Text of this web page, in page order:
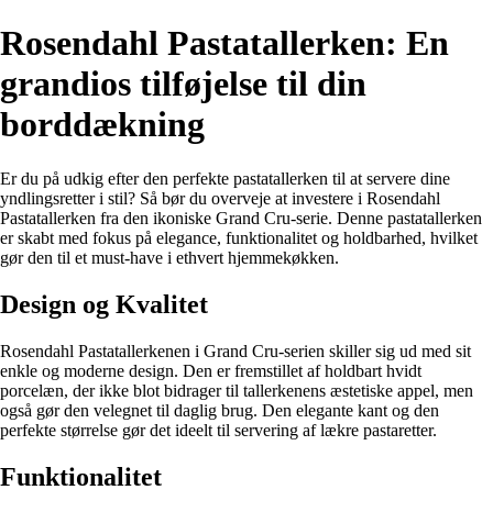
Rosendahl Pastatallerken: En
grandios tilføjelse til din
borddækning
Er du på udkig efter den perfekte pastatallerken til at servere dine
yndlingsretter i stil? Så bør du overveje at investere i Rosendahl
Pastatallerken fra den ikoniske Grand Cru-serie. Denne pastatallerken
er skabt med fokus på elegance, funktionalitet og holdbarhed, hvilket
gør den til et must-have i ethvert hjemmekøkken.
Design og Kvalitet
Rosendahl Pastatallerkenen i Grand Cru-serien skiller sig ud med sit
enkle og moderne design. Den er fremstillet af holdbart hvidt
porcelæn, der ikke blot bidrager til tallerkenens æstetiske appel, men
også gør den velegnet til daglig brug. Den elegante kant og den
perfekte størrelse gør det ideelt til servering af lækre pastaretter.
Funktionalitet